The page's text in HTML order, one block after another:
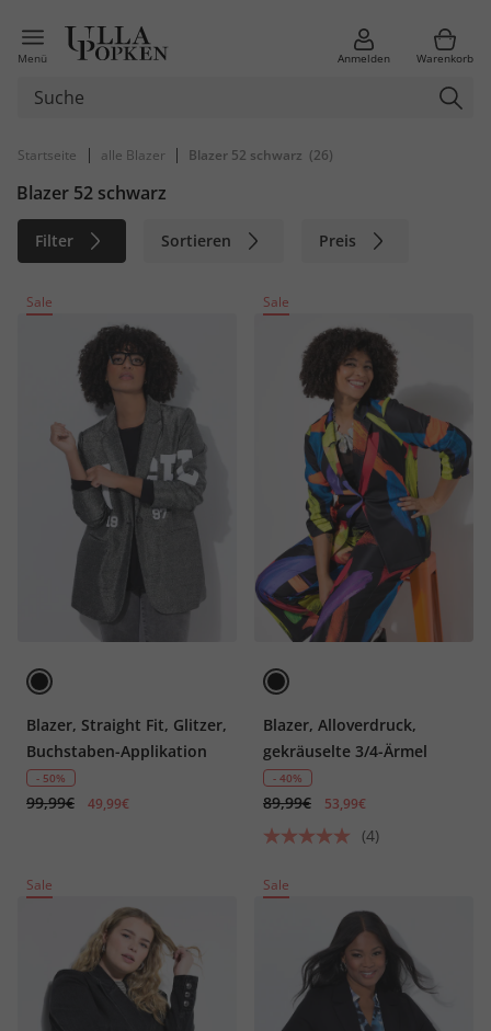
Menü Anmelden Warenkorb
Startseite | alle Blazer | Blazer 52 schwarz (26)
Blazer 52 schwarz
Filter Sortieren Preis
Material
Sale
Blazer, Straight Fit, Glitzer,
Buchstaben-Applikation
- 50%
99,99€ 49,99€
Sale
Blazer, Alloverdruck,
gekräuselte 3/4-Ärmel
- 40%
89,99€ 53,99€
(4)
Sale Sale